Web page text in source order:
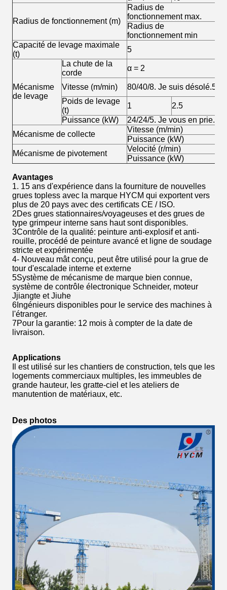
Radius de fonctionnement (m)
Radius de
fonctionnement max.
Radius de
fonctionnement min
Capacité de levage maximale
(t)
5
Mécanisme
de levage
La chute de la
corde
α = 2
Vitesse (m/min) 80/40/8. Je suis désolé.5
Poids de levage
(t)
1 2.5
Puissance (kW)
24/24/5. Je vous en prie.5
Mécanisme de collecte
Vitesse (m/min)
Puissance (kW)
Mécanisme de pivotement
Velocité (r/min)
Puissance (kW)
Avantages
1. 15 ans d'expérience dans la fourniture de nouvelles
grues topless avec la marque HYCM qui exportent vers
plus de 20 pays avec des certificats CE / ISO.
2Des grues stationnaires/voyageuses et des grues de
type grimpeur interne sans haut sont disponibles.
3Contrôle de la qualité: peinture anti-explosif et anti-
rouille, procédé de peinture avancé et ligne de soudage
stricte et expérimentée
4- Nouveau mât conçu, peut être utilisé pour la grue de
tour d'escalade interne et externe
5Système de mécanisme de marque bien connue,
système de contrôle électronique Schneider, moteur
Jjiangte et Jiuhe
6Ingénieurs disponibles pour le service des machines à
l'étranger.
7Pour la garantie: 12 mois à compter de la date de
livraison.
Applications
Il est utilisé sur les chantiers de construction, tels que les
logements commerciaux multiples, les immeubles de
grande hauteur, les gratte-ciel et les ateliers de
manutention de matériaux, etc.
Des photos